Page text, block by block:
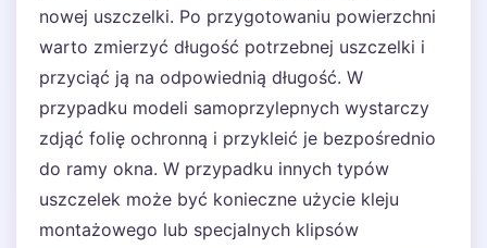
nowej uszczelki. Po przygotowaniu powierzchni
warto zmierzyć długość potrzebnej uszczelki i
przyciąć ją na odpowiednią długość. W
przypadku modeli samoprzylepnych wystarczy
zdjąć folię ochronną i przykleić je bezpośrednio
do ramy okna. W przypadku innych typów
uszczelek może być konieczne użycie kleju
montażowego lub specjalnych klipsów